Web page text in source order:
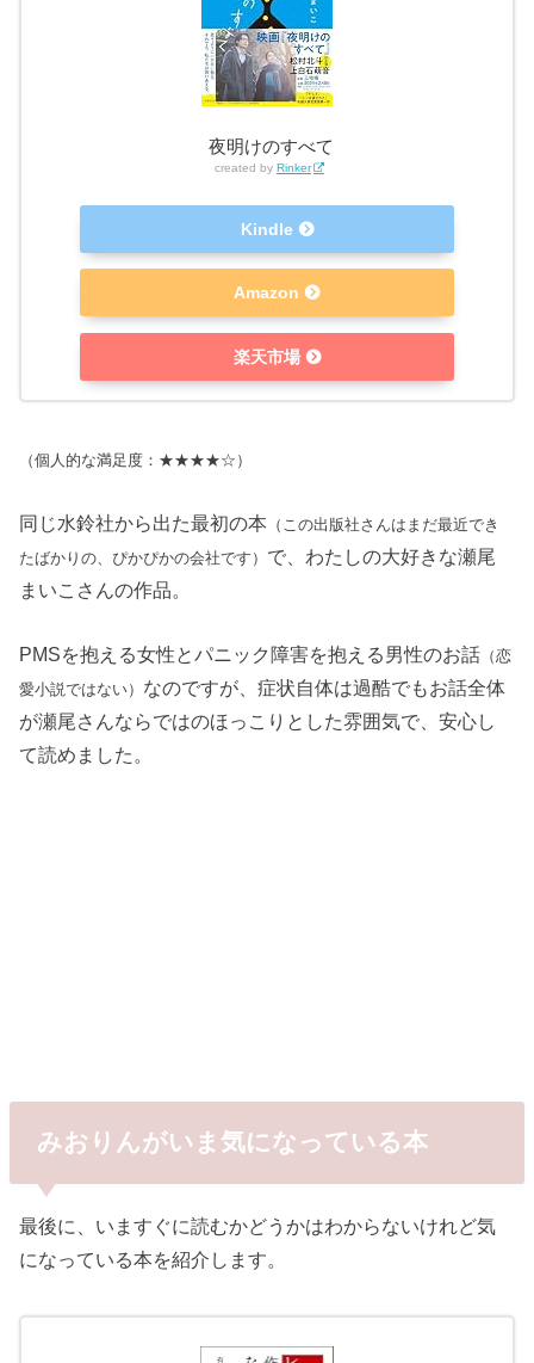
夜明けのすべて
created by Rinker
Kindle
Amazon
楽天市場
（個人的な満足度：★★★★☆）
同じ水鈴社から出た最初の本 （この出版社さんはまだ最近でき
たばかりの、ぴかぴかの会社です） で、わたしの大好きな瀬尾
まいこさんの作品。
PMSを抱える女性とパニック障害を抱える男性のお話 （恋
愛小説ではない） なのですが、症状自体は過酷でもお話全体
が瀬尾さんならではのほっこりとした雰囲気で、安心し
て読めました。
みおりんがいま気になっている本
最後に、いますぐに読むかどうかはわからないけれど気
になっている本を紹介します。